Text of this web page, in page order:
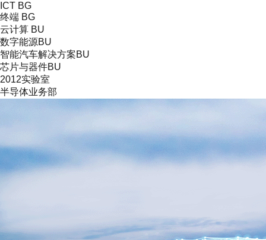
ICT BG
终端 BG
云计算 BU
数字能源BU
智能汽车解决方案BU
芯片与器件BU
2012实验室
半导体业务部